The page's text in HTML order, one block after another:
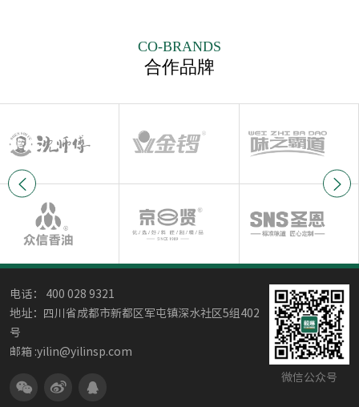
CO-BRANDS
合作品牌
电话： 400 028 9321
地址：四川省成都市新都区军屯镇深水社区5组402
号
邮箱 :yilin@yilinsp.com
微信公众号